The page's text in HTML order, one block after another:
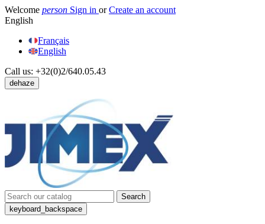
Welcome person Sign in or Create an account
English
Français
English
Call us: +32(0)2/640.05.43
dehaze
Search
keyboard_backspace